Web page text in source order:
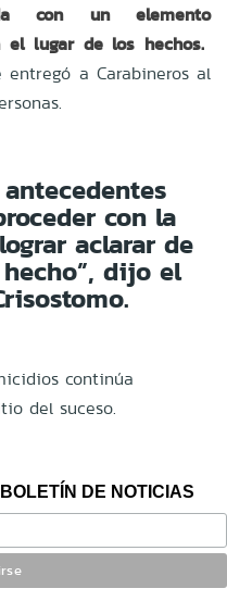
con un elemento
el lugar de los hechos.
a Carabineros al
con la
aclarar de
dijo el
continúa
del suceso.
DE NOTICIAS